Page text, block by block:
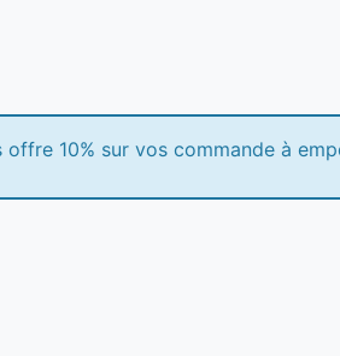
offre 10% sur vos commande à